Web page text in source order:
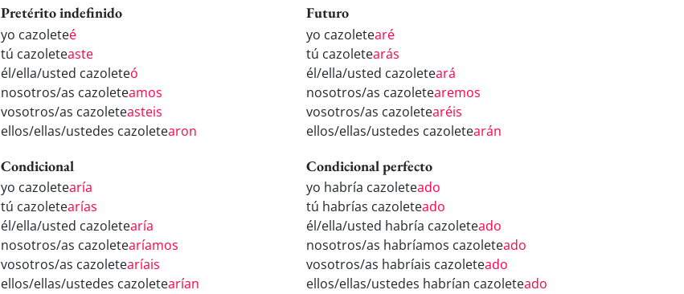
Pretérito indefinido
yo cazoleteé
tú cazoleteaste
él/ella/usted cazoleteó
nosotros/as cazoleteamos
vosotros/as cazoleteasteis
ellos/ellas/ustedes cazoletearon
Futuro
yo cazoletearé
tú cazoletearás
él/ella/usted cazoleteará
nosotros/as cazoletearemos
vosotros/as cazoletearéis
ellos/ellas/ustedes cazoletearán
Condicional
yo cazoletearía
tú cazoletearías
él/ella/usted cazoletearía
nosotros/as cazoletearíamos
vosotros/as cazoletearíais
ellos/ellas/ustedes cazoletearían
Condicional perfecto
yo habría cazoleteado
tú habrías cazoleteado
él/ella/usted habría cazoleteado
nosotros/as habríamos cazoleteado
vosotros/as habríais cazoleteado
ellos/ellas/ustedes habrían cazoleteado